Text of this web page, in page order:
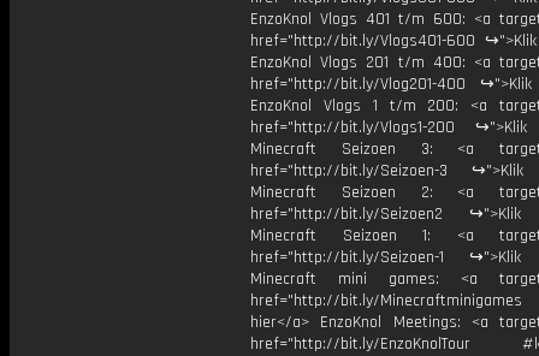
EnzoKnol Vlogs 401 t/m 600: <a
href="http://bit.ly/Vlogs401-600
EnzoKnol Vlogs 201 t/m 400: <a
href="http://bit.ly/Vlog201-400
EnzoKnol Vlogs 1 t/m 200: <a
href="http://bit.ly/Vlogs1-200
Minecraft Seizoen 3: <a
href="http://bit.ly/Seizoen-3 ↪">Klik
Minecraft Seizoen 2: <a
href="http://bit.ly/Seizoen2 ↪">Klik
Minecraft Seizoen 1: <a
href="http://bit.ly/Seizoen-1 ↪">Klik
Minecraft mini games: <a
href="http://bit.ly/
hier</a> EnzoKnol Meetings: <a
href="http://bit.ly/EnzoKnolTour